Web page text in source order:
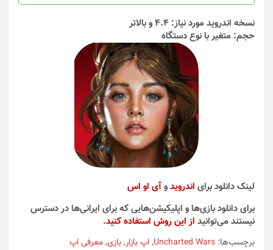
محصول
انتخاب
شوند
محصول
نسخه اندروید مورد نیاز: 4.4 و بالاتر
حجم: متغیر با نوع دستگاه
لینک دانلود برای اندرویدوآی او اس
برای دانلود بازی‌ها و اپلیکیشن‌هایی که برای ایرانی‌ها در دسترس
نیستند می‌توانید از این روش استفاده کنید.
برچسب‌ها: Uncharted Wars
,اپ بازار,بازی,معرفی اپ